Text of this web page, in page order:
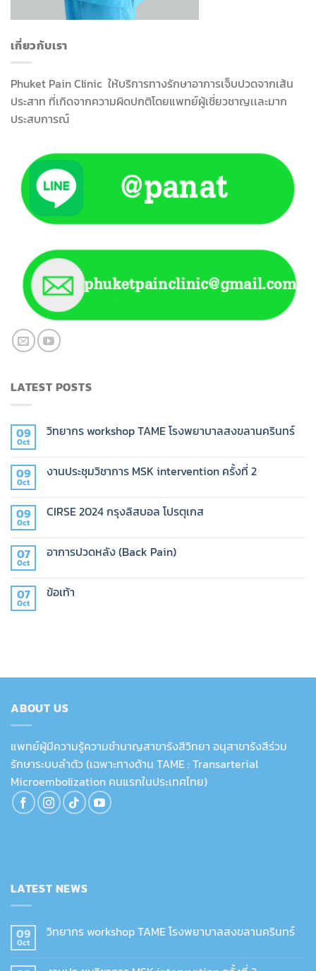
เกี่ยวกับเรา
Phuket Pain Clinic ให้บริการทางรักษาอาการเจ็บปวดจากเส้น
ประสาท ที่เกิดจากความผิดปกติโดยแพทย์ผู้เชี่ยวชาญเเละมาก
ประสบการณ์
LATEST POSTS
09
Oct
วิทยากร workshop TAME โรงพยาบาลสงขลานครินทร์
09
Oct
งานประชุมวิชาการ MSK intervention ครั้งที่ 2
09
Oct
CIRSE 2024 กรุงลิสบอล โปรตุเกส
07
Oct
อาการปวดหลัง (Back Pain)
07
Oct
ข้อเท้า
ABOUT US
แพทย์ผู้มีความรู้ความชำนาญสาขารังสีวิทยา อนุสาขารังสีร่วม
รักษาระบบลำตัว (เฉพาะทางด้าน TAME : Transarterial
Microembolization คนแรกในประเทศไทย)
LATEST NEWS
09
Oct
วิทยากร workshop TAME โรงพยาบาลสงขลานครินทร์